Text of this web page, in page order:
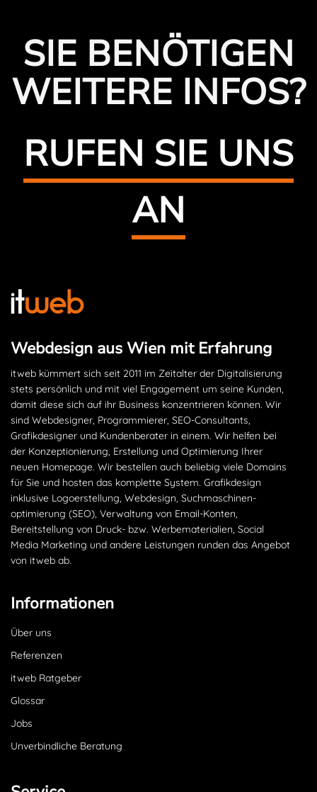
SIE BENÖTIGEN
WEITERE INFOS?
RUFEN SIE UNS
AN
Webdesign aus Wien mit Erfahrung
itweb kümmert sich seit 2011 im Zeitalter der Digitalisierung
stets persönlich und mit viel Engagement um seine Kunden,
damit diese sich auf ihr Business konzentrieren können. Wir
sind Webdesigner, Programmierer, SEO-Consultants,
Grafikdesigner und Kundenberater in einem. Wir helfen bei
der Konzeptionierung, Erstellung und Optimierung Ihrer
neuen Homepage. Wir bestellen auch beliebig viele Domains
für Sie und hosten das komplette System. Grafikdesign
inklusive Logoerstellung, Webdesign, Suchmaschinen­
optimierung (SEO), Verwaltung von Email-Konten,
Bereitstellung von Druck- bzw. Werbematerialien, Social
Media Marketing und andere Leistungen runden das Angebot
von itweb ab.
Informationen
Über uns
Referenzen
itweb Ratgeber
Glossar
Jobs
Unverbindliche Beratung